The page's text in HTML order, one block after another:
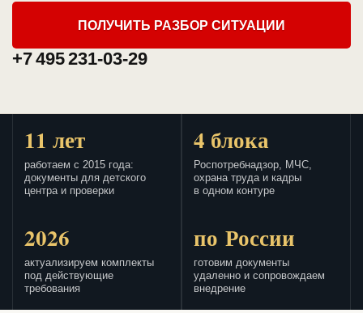
ПОЛУЧИТЬ РАЗБОР СИТУАЦИИ
+7 495 231-03-29
11 лет
работаем с 2015 года:
документы для детского
центра и проверки
4 блока
Роспотребнадзор, МЧС,
охрана труда и кадры
в одном контуре
2026
актуализируем комплекты
под действующие
требования
по России
готовим документы
удаленно и сопровождаем
внедрение